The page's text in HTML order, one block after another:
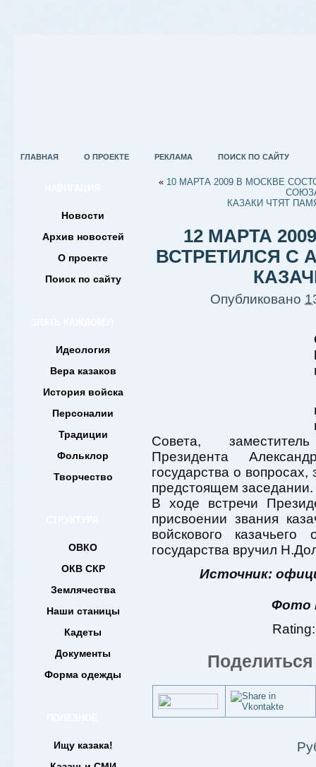
ГЛАВНАЯ О ПРОЕКТЕ РЕКЛАМА ПОИСК ПО САЙТУ
Новости
Архив новостей
О проекте
Поиск по сайту
Идеология
Вера казаков
История войска
Персоналии
Традиции
Фольклор
Творчество
ОВКО
ОКВ СКР
Землячества
Наши станицы
Кадеты
Документы
Форма одежды
Ищу казака!
« 10 МАРТА 2009 В МОСКВЕ
КАЗАКИ ЧТЯТ
12 МАРТА
ВСТРЕТИЛСЯ С
Опубликовано
Совета,
Президента
государства о
предстоящем заседании.
В ходе встречи
присвоении звания
войскового
государства вручил
Источник:
Фото